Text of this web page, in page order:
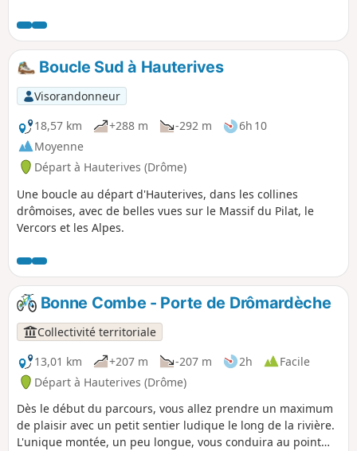
Boucle Sud à Hauterives
Visorandonneur
18,57 km
+288 m -292 m
6h 10
Moyenne
Départ à Hauterives (Drôme)
Une boucle au départ d'Hauterives, dans les collines
drômoises, avec de belles vues sur le Massif du Pilat, le
Vercors et les Alpes.
Bonne Combe - Porte de Drômardèche
Collectivité territoriale
13,01 km
+207 m -207 m 2h
Facile
Départ à Hauterives (Drôme)
Dès le début du parcours, vous allez prendre un maximum
de plaisir avec un petit sentier ludique le long de la rivière.
L'unique montée, un peu longue, vous conduira au point